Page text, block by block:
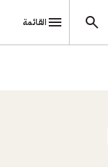
القائمة